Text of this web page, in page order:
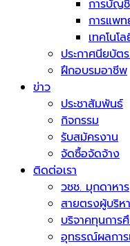
การบัญชี
การแพ
เทคโนโ
ประกาศนียบั
ฝึกอบรมอาชีพ
ข่าว
ประชาสัมพันธ์
กิจกรรม
รับสมัครงาน
จัดซื้อจัดจ้าง
ติดต่อเรา
วชช. มุกดาหาร
สายตรงผู้บริห
บริจาคทุนการ
อุทธรณ์ผลการ